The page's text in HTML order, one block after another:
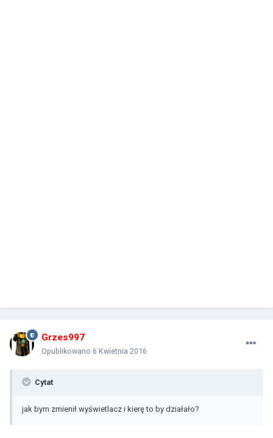
Grzes997
Opublikowano 6 Kwietnia 2016
Cytat
jak bym zmienił wyświetlacz i kierę to by działało?